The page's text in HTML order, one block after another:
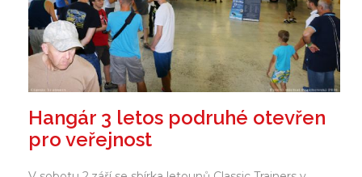
Hangár 3 letos podruhé otevřen
pro veřejnost